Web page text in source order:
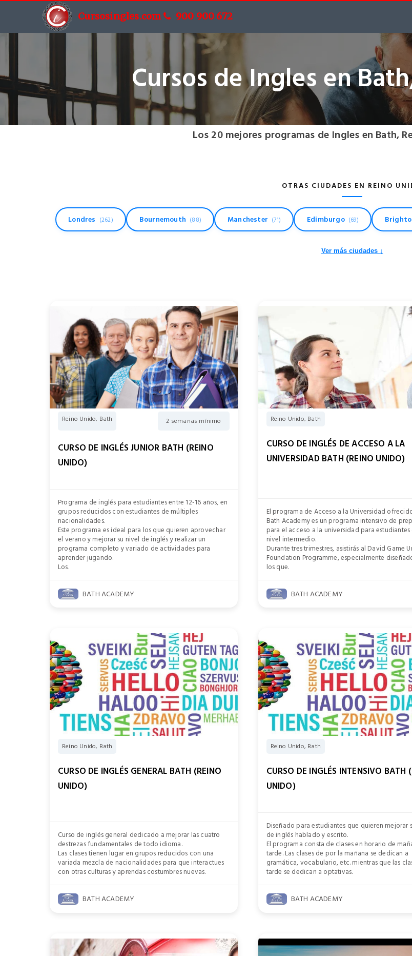
Cursosingles.com 900 900 672
Cursos de Ingles en
Los 20 mejores programas de Ingles en Bath,
OTRAS CIUDADES EN REINO
Londres (262) Bournemouth (88) Manchester (71) Edimburgo (69)
Ver más ciudades ↓
Reino Unido, Bath 2 semanas mínimo
CURSO DE INGLÉS JUNIOR BATH (REINO
UNIDO)
Programa de inglés para estudiantes entre 12-16 años, en
grupos reducidos con estudiantes de múltiples
nacionalidades.
Este programa es ideal para los que quieren aprovechar
el verano y mejorar su nivel de inglés y realizar un
programa completo y variado de actividades para
aprender jugando.
Los.
BATH ACADEMY
Reino Unido, Bath
CURSO DE INGLÉS DE ACCESO A LA
UNIVERSIDAD BATH (REINO UNIDO)
El programa de Acceso a la Universidad
Bath Academy es un programa intensivo de
para el acceso a la universidad para estudiantes
nivel intermedio.
Durante tres trimestres, asistirás al David Game
Foundation Programme, especialmente
los que.
BATH ACADEMY
Reino Unido, Bath
CURSO DE INGLÉS GENERAL BATH (REINO
UNIDO)
Curso de inglés general dedicado a mejorar las cuatro
destrezas fundamentales de todo idioma.
Las clases tienen lugar en grupos reducidos con una
variada mezcla de nacionalidades para que interactues
con otras culturas y aprendas costumbres nuevas.
BATH ACADEMY
Reino Unido, Bath
CURSO DE INGLÉS INTENSIVO BATH
UNIDO)
Diseñado para estudiantes que quieren mejorar
de inglés hablado y escrito.
El programa consta de clases en horario de
tarde. Las clases de por la mañana se dedican a
gramática, vocabulario, etc. mientras que las
tarde se dedican a optativas.
BATH ACADEMY